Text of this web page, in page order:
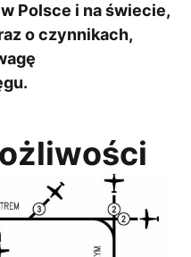
Polsce i na świecie,
o czynnikach,